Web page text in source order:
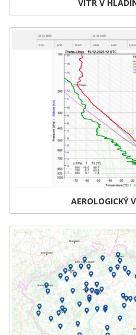
VÍTR V
AEROLOGICKÝ